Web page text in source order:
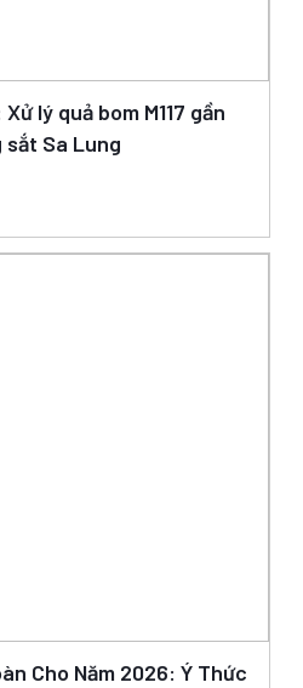
lý quả bom M117 gần
sắt Sa Lung
Cho Năm 2026: Ý Thức